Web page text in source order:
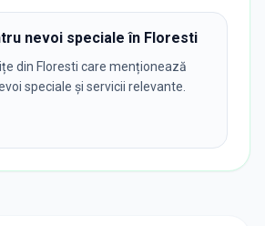
nevoi speciale în Floresti
din Floresti care menționează
speciale și servicii relevante.